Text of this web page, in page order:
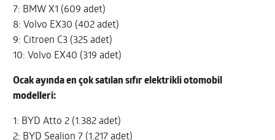
7: BMW X1 (609 adet)
8: Volvo EX30 (402 adet)
9: Citroen C3 (325 adet)
10: Volvo EX40 (319 adet)
Ocak ayında en çok satılan sıfır elektrikli otomobil
modelleri:
1: BYD Atto 2 (1.382 adet)
2: BYD Sealion 7 (1.217 adet)